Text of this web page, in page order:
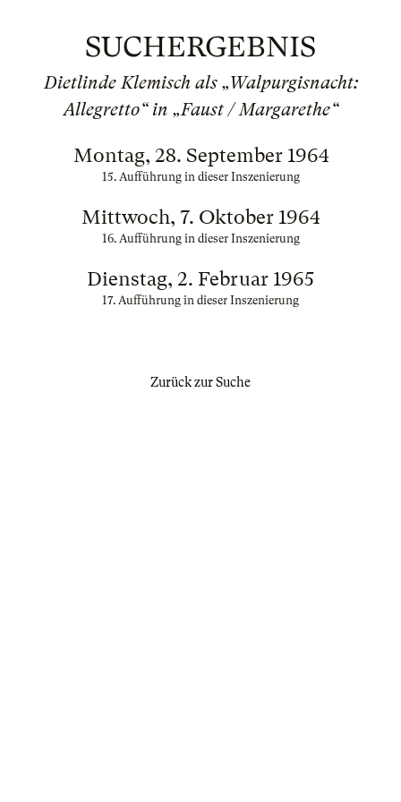
SUCHERGEBNIS
Dietlinde Klemisch als „Walpurgisnacht:
Allegretto“ in „Faust / Margarethe“
Montag, 28. September 1964
15. Aufführung in dieser Inszenierung
Mittwoch, 7. Oktober 1964
16. Aufführung in dieser Inszenierung
Dienstag, 2. Februar 1965
17. Aufführung in dieser Inszenierung
Zurück zur Suche